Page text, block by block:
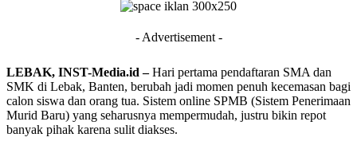
- Advertisement -
LEBAK, INST-Media.id –Hari pertama pendaftaran SMA dan
SMK di Lebak, Banten, berubah jadi momen penuh kecemasan bagi
calon siswa dan orang tua. Sistem online SPMB (Sistem Penerimaan
Murid Baru) yang seharusnya mempermudah, justru bikin repot
banyak pihak karena sulit diakses.